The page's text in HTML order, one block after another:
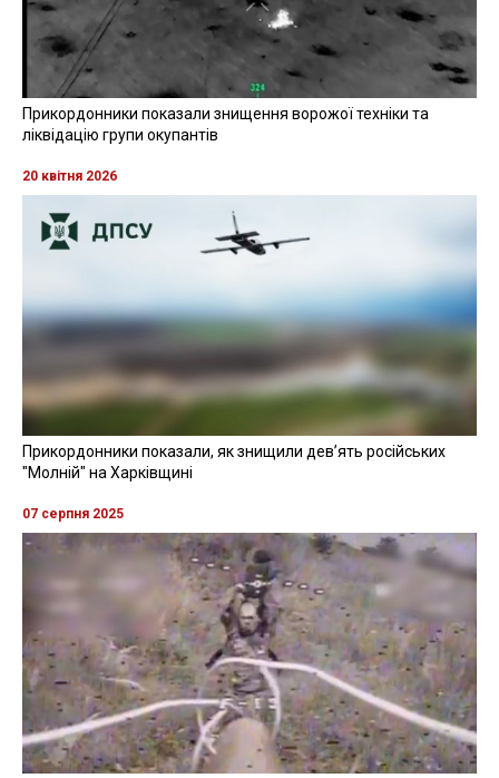
Прикордонники показали знищення ворожої техніки та
ліквідацію групи окупантів
20 квітня 2026
Прикордонники показали, як знищили девʼять російських
"Молній" на Харківщині
07 серпня 2025